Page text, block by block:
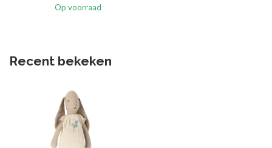
Op voorraad
Recent bekeken